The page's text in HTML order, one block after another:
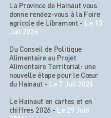
La Province de Hainaut vous
donne rendez-vous à la Foire
agricole de Libramont - Le 13
Juil 2026
Du Conseil de Politique
Alimentaire au Projet
Alimentaire Territorial: une
nouvelle étape pour le Cœur
du Hainaut - Le 7 Juil 2026
Le Hainaut en cartes et en
chiffres 2026 - Le 29 Juin